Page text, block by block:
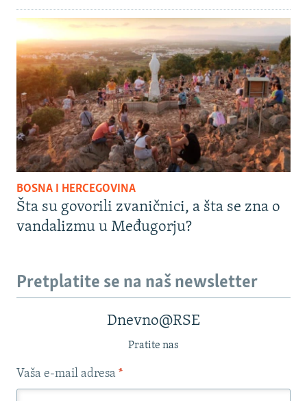
BOSNA I HERCEGOVINA
Šta su govorili zvaničnici, a šta se zna o
vandalizmu u Međugorju?
Pretplatite se na naš newsletter
Dnevno@RSE
Pratite nas
Vaša e-mail adresa *